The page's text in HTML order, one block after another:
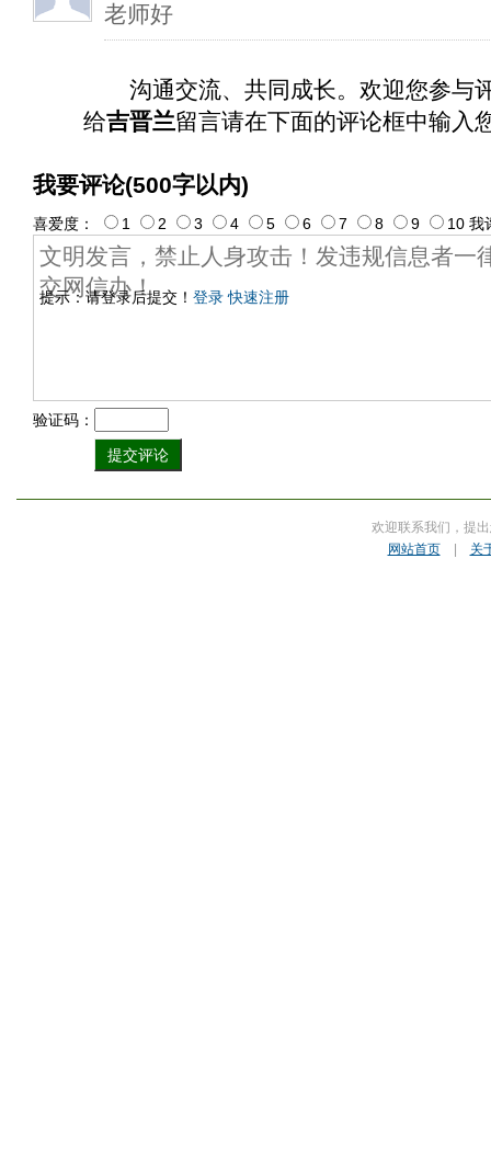
老师好
沟通交流、共同成长。欢迎您参与
给吉晋兰留言请在下面的评论框中输入
我要评论(500字以内)
提示：请登录后提交！ 登录 快速注册
喜爱度： 1 2 3 4 5 6 7 8 9 10 我
验证码：
欢迎联系我们，提
网站首页| 关